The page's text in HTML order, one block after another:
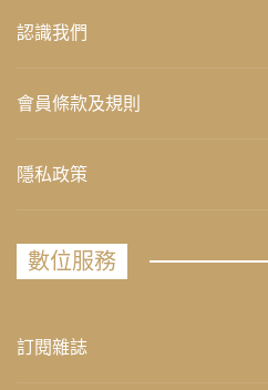
認識我們
會員條款及規則
隱私政策
數位服務
訂閱雜誌